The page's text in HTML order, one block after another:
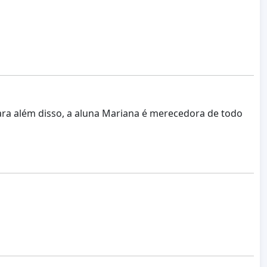
além disso, a aluna Mariana é merecedora de todo